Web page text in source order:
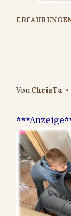
Von ChrisTa